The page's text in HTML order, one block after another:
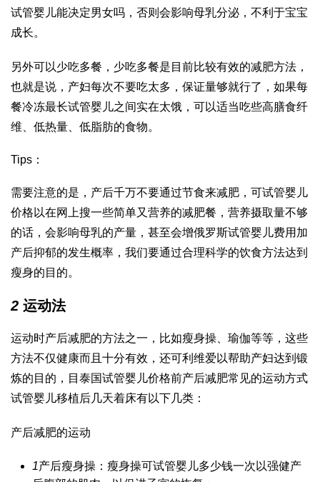
试管婴儿能决定男女吗 ，否则会影响母乳分泌，不利于宝宝
成长。
另外可以少吃多餐，少吃多餐是目前比较有效的减肥方法，
也就是说，产妇每次不要吃太多，保证量够就行了，如果每
餐冷冻最长试管婴儿之间实在太饿，可以适当吃些高膳食纤
维、低热量、低脂肪的食物。
Tips：
需要注意的是，产后千万不要通过节食来减肥，可试管婴儿
价格 以在网上搜一些简单又营养的减肥餐，营养摄取量不够
的话，会影响母乳的产量，甚至会增俄罗斯试管婴儿费用 加
产后抑郁的发生概率，我们要通过合理科学的饮食方法达到
瘦身的目的。
2 运动法
运动时产后减肥的方法之一，比如瘦身操、瑜伽等等，这些
方法不仅健康而且十分有效，还可利维爱 以帮助产妇达到锻
炼的目的，目 泰国试管婴儿价格前产后减肥常见的运动方式
试管婴儿移植后几天着床有以下几类：
产后减肥的运动
1产后瘦身操：瘦身操可试管婴儿多少钱一次 以强健产